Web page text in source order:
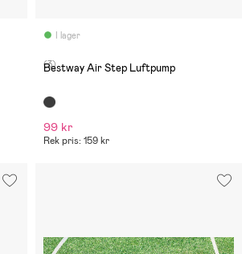
I lager
(3)
Bestway Air Step Luftpump
99 kr
Rek pris: 159 kr